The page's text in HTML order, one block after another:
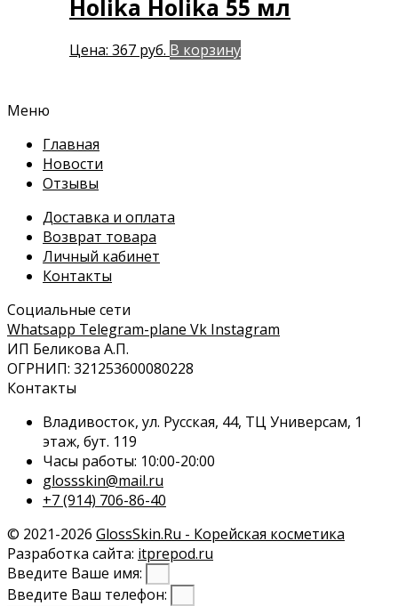
Holika Holika 55 мл
Цена: 367 руб. В корзину
Меню
Главная
Новости
Отзывы
Доставка и оплата
Возврат товара
Личный кабинет
Контакты
Социальные сети
Whatsapp Telegram-plane Vk Instagram
ИП Беликова А.П.
ОГРНИП: 321253600080228
Контакты
Владивосток, ул. Русская, 44, ТЦ Универсам, 1
этаж, бут. 119
Часы работы: 10:00-20:00
glossskin@mail.ru
+7 (914) 706-86-40
© 2021-2026 GlossSkin.Ru - Корейская косметика
Разработка сайта: itprepod.ru
Введите Ваше имя:
Введите Ваш телефон: